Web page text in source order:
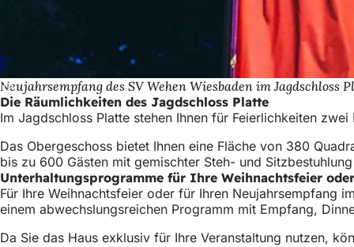
Neujahrsempfang des SV Wehen Wiesbaden im
Die Räumlichkeiten des Jagdschloss Platte
Im Jagdschloss Platte stehen Ihnen für Feierlichkeiten
Das Obergeschoss bietet Ihnen eine Fläche von 380
bis zu 600 Gästen mit gemischter Steh- und
Unterhaltungsprogramme für Ihre Weihnachtsfeier
Für Ihre Weihnachtsfeier oder für Ihren Neujahrsempfang
einem abwechslungsreichen Programm mit Empfang,
Da Sie das Haus exklusiv für Ihre Veranstaltung nutzen,